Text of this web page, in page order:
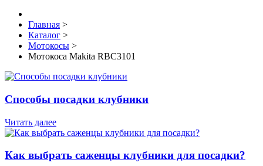
Главная >
Каталог >
Мотокосы >
Мотокоса Makita RBC3101
Способы посадки клубники
Читать далее
Как выбрать саженцы клубники для посадки?